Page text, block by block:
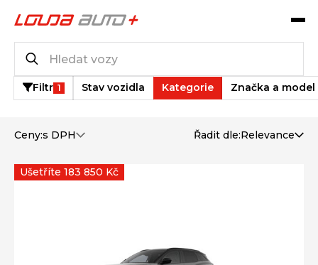
Filtr 1 Stav vozidla Kategorie Značka a model
Ceny:s DPH Řadit dle:Relevance
Ušetříte 183 850 Kč